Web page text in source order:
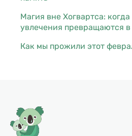
Магия вне Хогвартса:
увлечения превращаются
Как мы прожили этот